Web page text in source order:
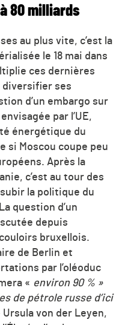
80 milliards
au plus vite, c’est la
le 18 mai dans
ces dernières
diversifier ses
d’un embargo sur
par l’UE,
énergétique du
si Moscou coupe peu
Après la
c’est au tour des
la politique du
question d’un
depuis
bruxellois.
de Berlin et
par l’oléoduc
« environ 90 % »
de pétrole russe d’ici
von der Leyen,